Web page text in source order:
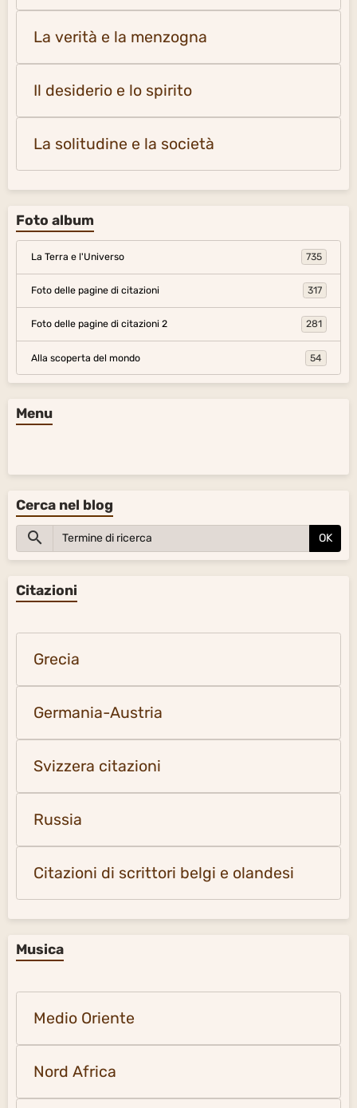
La verità e la menzogna
Il desiderio e lo spirito
La solitudine e la società
Foto album
La Terra e l'Universo 735
Foto delle pagine di citazioni 317
Foto delle pagine di citazioni 2 281
Alla scoperta del mondo 54
Menu
Cerca nel blog
OK
Citazioni
Grecia
Germania-Austria
Svizzera citazioni
Russia
Citazioni di scrittori belgi e olandesi
Musica
Medio Oriente
Nord Africa